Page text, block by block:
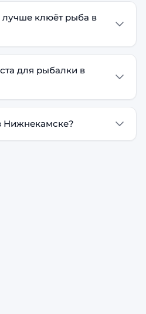
клюёт рыба в
для рыбалки в
Нижнекамске?